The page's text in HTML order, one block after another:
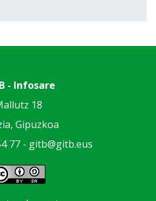
- Infosare
18
Gipuzkoa
77 - gitb@gitb.eus